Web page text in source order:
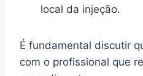
local da injeção.
É fundamental discutir
com o profissional que